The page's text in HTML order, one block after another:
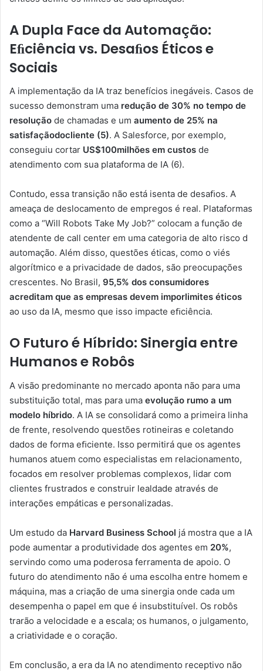
A Dupla Face da Automação:
Eﬁciência vs. Desaﬁos Éticos e
Sociais
A implementação da IA traz benefícios inegáveis. Casos de
sucesso demonstram uma redução de 30% no tempo de
resolução de chamadas e um aumento de 25% na
satisfaçãodocliente (5). A Salesforce, por exemplo,
conseguiu cortar US$100milhões em custos de
atendimento com sua plataforma de IA (6).
Contudo, essa transição não está isenta de desaﬁos. A
ameaça de deslocamento de empregos é real. Plataformas
como a “Will Robots Take My Job?” colocam a função de
atendente de call center em uma categoria de alto risco d
automação. Além disso, questões éticas, como o viés
algorítmico e a privacidade de dados, são preocupações
crescentes. No Brasil, 95,5% dos consumidores
acreditam que as empresas devem imporlimites éticos
ao uso da IA, mesmo que isso impacte eﬁciência.
O Futuro é Híbrido: Sinergia entre
Humanos e Robôs
A visão predominante no mercado aponta não para uma
substituição total, mas para uma evolução rumo a um
modelo híbrido. A IA se consolidará como a primeira linha
de frente, resolvendo questões rotineiras e coletando
dados de forma eﬁciente. Isso permitirá que os agentes
humanos atuem como especialistas em relacionamento,
focados em resolver problemas complexos, lidar com
clientes frustrados e construir lealdade através de
interações empáticas e personalizadas.
Um estudo da Harvard Business School já mostra que a IA
pode aumentar a produtividade dos agentes em 20%,
servindo como uma poderosa ferramenta de apoio. O
futuro do atendimento não é uma escolha entre homem e
máquina, mas a criação de uma sinergia onde cada um
desempenha o papel em que é insubstituível. Os robôs
trarão a velocidade e a escala; os humanos, o julgamento,
a criatividade e o coração.
Em conclusão, a era da IA no atendimento receptivo não